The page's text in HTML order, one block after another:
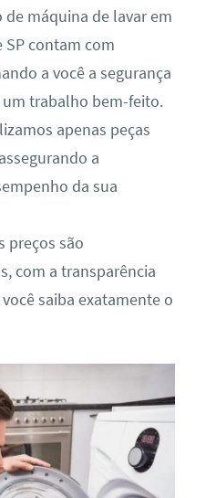
máquina de lavar em
SP contam com
a você a segurança
trabalho bem-feito.
apenas peças
a
da sua
preços são
com a transparência
saiba exatamente o